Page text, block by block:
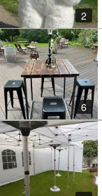
2
6